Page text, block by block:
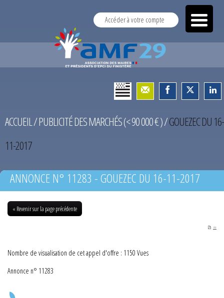
Accéder à votre compte
ACCUEIL/PUBLICITÉ DES MARCHÉS (< 90 000 € )/GOUEZEC DU 16-
11-2017
ANNONCE N° 11283 - GOUEZEC DU 16-11-2017
« Revenir sur la page précédente
PDF
Nombre de visualisation de cet appel d'offre : 1150 Vues
Annonce n° 11283